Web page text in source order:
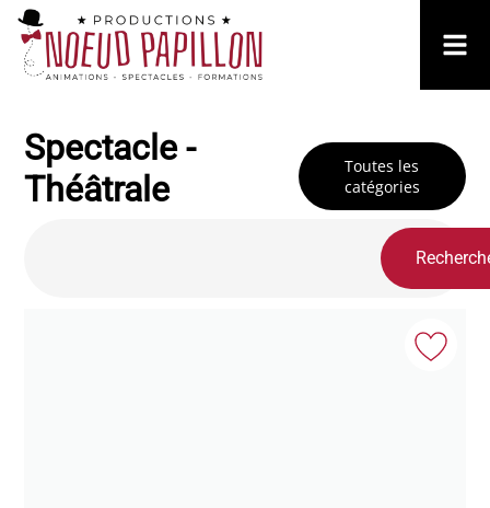
Spectacle -
Théâtrale
Toutes les
catégories